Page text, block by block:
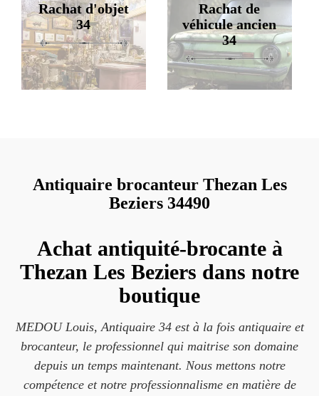
Rachat d'objet
34
Rachat de
véhicule ancien
34
Antiquaire brocanteur Thezan Les
Beziers 34490
Achat antiquité-brocante à
Thezan Les Beziers dans notre
boutique
MEDOU Louis, Antiquaire 34 est à la fois antiquaire et
brocanteur, le professionnel qui maitrise son domaine
depuis un temps maintenant. Nous mettons notre
compétence et notre professionnalisme en matière de